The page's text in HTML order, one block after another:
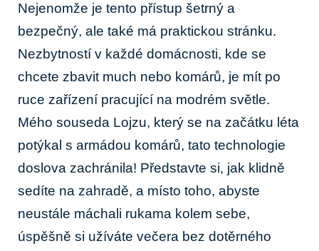
Nejenomže je tento přístup šetrný a
bezpečný, ale také má praktickou stránku.
Nezbytností v každé domácnosti, kde se
chcete zbavit much nebo komárů, je mít po
ruce zařízení pracující na modrém světle.
Mého souseda Lojzu, který se na začátku léta
potýkal s armádou komárů, tato technologie
doslova zachránila! Představte si, jak klidně
sedíte na zahradě, a místo toho, abyste
neustále máchali rukama kolem sebe,
úspěšně si užíváte večera bez dotěrného